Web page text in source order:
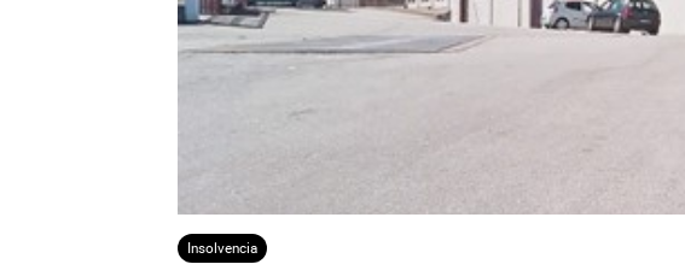
Vehículos
Insolvencia